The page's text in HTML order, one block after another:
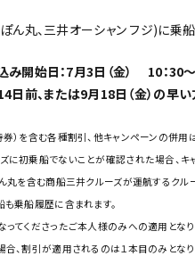
ん丸、三井オーシャン フジ)に乗
開始日：7月3日（金） 10：30～
前、または9月18日（金）の早い
）を含む各種割引、他キャンペーンの併用
に初乗船でないことが確認された場合、キ
ん丸を含む商船三井クルーズが運航するク
も乗船履歴に含まれます。
ってくださったご本人様のみへの適用となり
合、割引が適用されるのは１本目のみとな